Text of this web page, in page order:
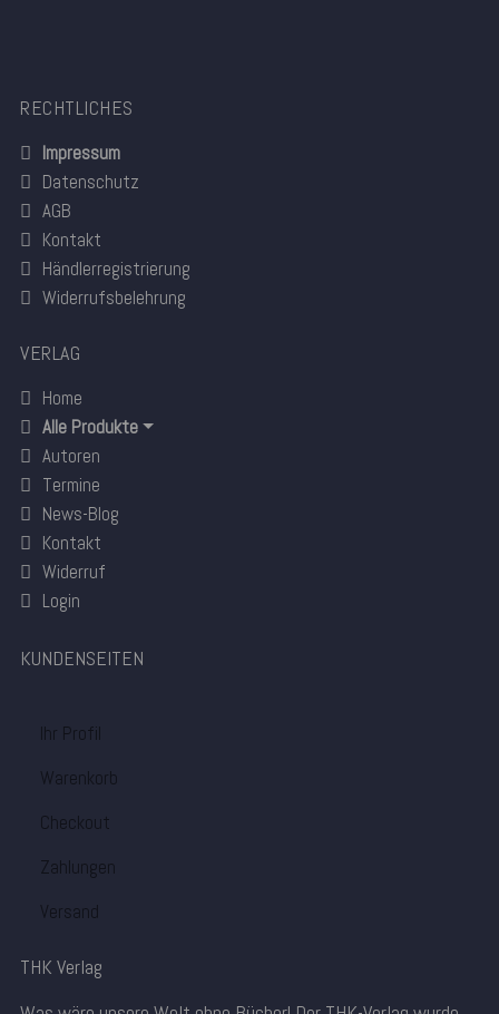
RECHTLICHES
Impressum
Datenschutz
AGB
Kontakt
Händlerregistrierung
Widerrufsbelehrung
VERLAG
Home
Alle Produkte
Autoren
Termine
News-Blog
Kontakt
Widerruf
Login
KUNDENSEITEN
Ihr Profil
Warenkorb
Checkout
Zahlungen
Versand
THK Verlag